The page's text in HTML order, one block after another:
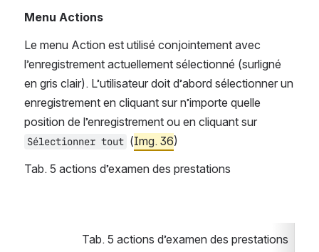
Menu Actions
Le menu Action est utilisé conjointement avec
l’enregistrement actuellement sélectionné (surligné
en gris clair). L’utilisateur doit d’abord sélectionner un
enregistrement en cliquant sur n’importe quelle
Sélectionner tout (Img. 36)
Tab. 5 actions d’examen des prestations
Tab. 5 actions d’examen des prestations